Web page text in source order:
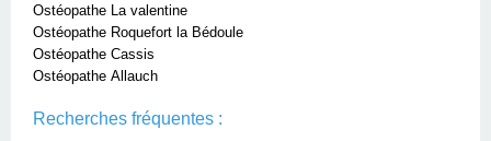
Ostéopathe La valentine
Ostéopathe Roquefort la Bédoule
Ostéopathe Cassis
Ostéopathe Allauch
Recherches fréquentes :